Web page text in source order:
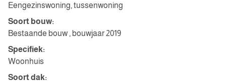
Eengezinswoning, tussenwoning
Soort bouw:
Bestaande bouw , bouwjaar 2019
Specifiek:
Woonhuis
Soort dak: